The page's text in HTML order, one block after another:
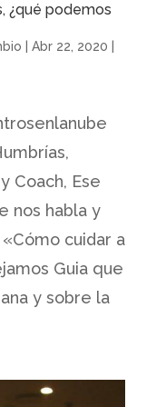
¿qué podemos
Abr 22, 2020
Coach, Ese
nos habla y
cuidar a
Guia que
y sobre la